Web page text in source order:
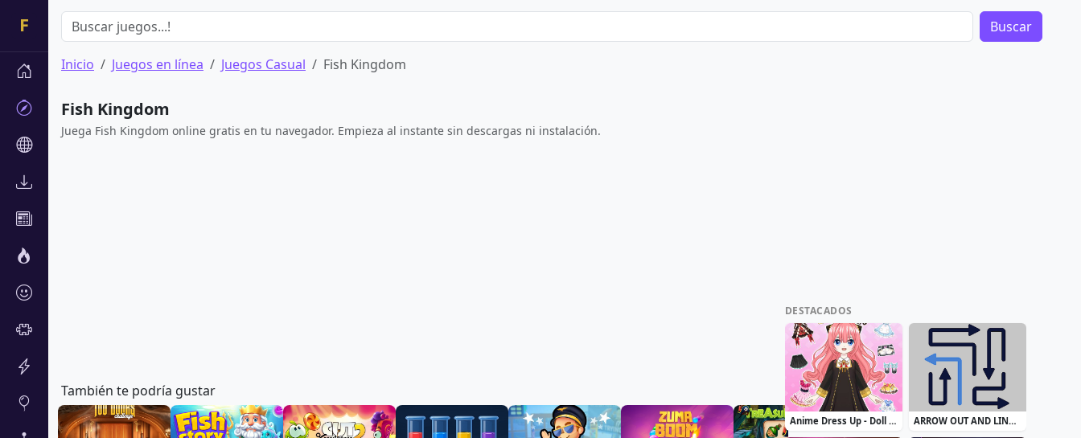
Buscar
Inicio Juegos en línea Juegos Casual Fish Kingdom
Jugar ahora
Fish Kingdom
Juega Fish Kingdom online gratis en tu navegador. Empieza al instante sin descargas ni instalación.
También te podría gustar
DESTACADOS
Anime Dress Up - Doll Dress Up ARROW OUT AND LINKER